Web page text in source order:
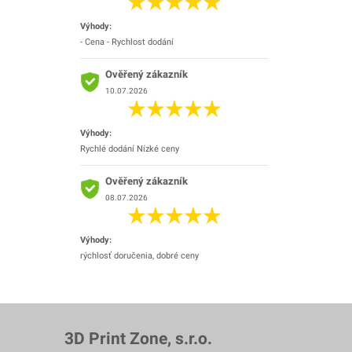
Výhody:
- Cena - Rychlost dodání
Ověřený zákazník
10.07.2026
Výhody:
Rychlé dodání Nízké ceny
Ověřený zákazník
08.07.2026
Výhody:
rýchlosť doručenia, dobré ceny
3D Print Zone, s.r.o.